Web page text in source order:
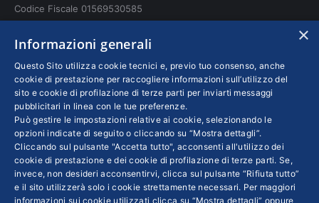
Codice Fiscale 01569530585
INFO LEGALI
Colophon editoriali
Disclaimer
Privacy
Coordinate Bancarie
×
Informazioni generali
Questo Sito utilizza cookie tecnici e, previo tuo consenso, anche
cookie di prestazione per raccogliere informazioni sull’utilizzo del
sito e cookie di profilazione di terze parti per inviarti messaggi
pubblicitari in linea con le tue preferenze.
Può gestire le impostazioni relative ai cookie, selezionando le
opzioni indicate di seguito o cliccando su “Mostra dettagli”.
Cliccando sul pulsante "Accetta tutto", acconsenti all'utilizzo dei
cookie di prestazione e dei cookie di profilazione di terze parti. Se,
invece, non desideri acconsentirvi, clicca sul pulsante “Rifiuta tutto”
e il sito utilizzerà solo i cookie strettamente necessari. Per maggiori
informazioni sui cookie utilizzati clicca su “Mostra dettagli” oppure